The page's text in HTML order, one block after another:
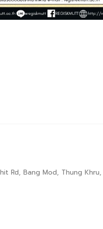
Rd, Bang Mod, Thung